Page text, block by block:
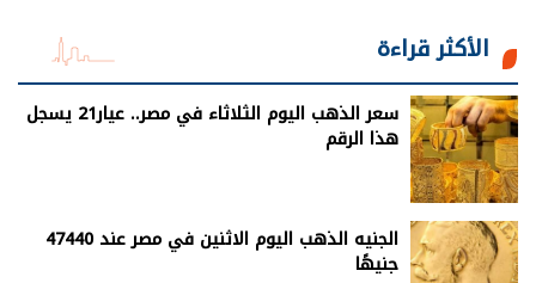
الأكثر قراءة
سعر الذهب اليوم الثلاثاء في مصر.. عيار21 يسجل
هذا الرقم
الجنيه الذهب اليوم الاثنين في مصر عند 47440
جنيهًا